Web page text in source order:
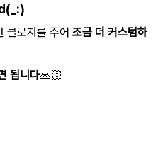
클로저를 주어 조금 더 커스텀하
됩니다🙏🏻